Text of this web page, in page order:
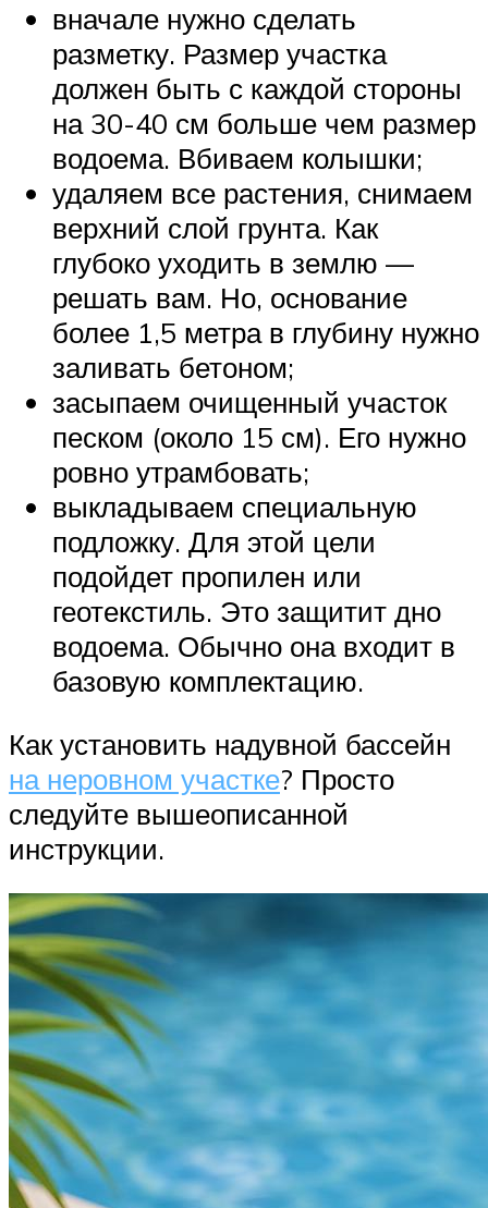
вначале нужно сделать
разметку. Размер участка
должен быть с каждой стороны
на 30-40 см больше чем размер
водоема. Вбиваем колышки;
удаляем все растения, снимаем
верхний слой грунта. Как
глубоко уходить в землю —
решать вам. Но, основание
более 1,5 метра в глубину нужно
заливать бетоном;
засыпаем очищенный участок
песком (около 15 см). Его нужно
ровно утрамбовать;
выкладываем специальную
подложку. Для этой цели
подойдет пропилен или
геотекстиль. Это защитит дно
водоема. Обычно она входит в
базовую комплектацию.
Как установить надувной бассейн
на неровном участке? Просто
следуйте вышеописанной
инструкции.